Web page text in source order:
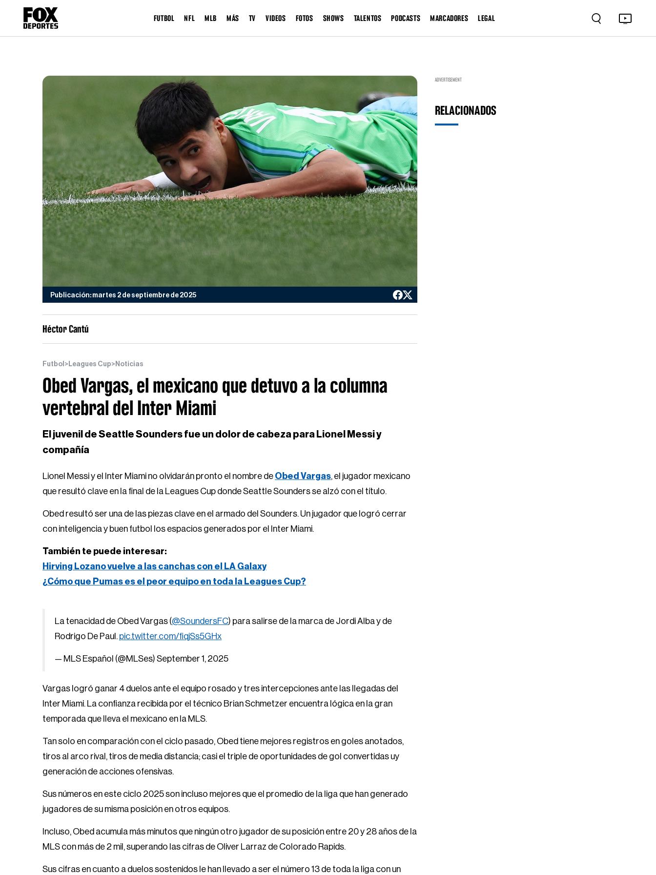
FUTBOL NFL MLB MÁS TV VIDEOS FOTOS SHOWS TALENTOS PODCASTS MARCADORES LEGAL
Publicación: martes 2 de septiembre de 2025
Héctor Cantú
Futbol > Leagues Cup> Noticias
Obed Vargas, el mexicano que detuvo a la columna
vertebral del Inter Miami
El juvenil de Seattle Sounders fue un dolor de cabeza para Lionel Messi y
compañía
Lionel Messi y el Inter Miami no olvidarán pronto el nombre de Obed Vargas, el jugador mexicano
que resultó clave en la final de la Leagues Cup donde Seattle Sounders se alzó con el título.
Obed resultó ser una de las piezas clave en el armado del Sounders. Un jugador que logró cerrar
con inteligencia y buen futbol los espacios generados por el Inter Miami.
También te puede interesar:
Hirving Lozano vuelve a las canchas con el LA Galaxy
¿Cómo que Pumas es el peor equipo en toda la Leagues Cup?
La tenacidad de Obed Vargas (@SoundersFC) para salirse de la marca de Jordi Alba y de
Rodrigo De Paul. pic.twitter.com/fiqjSs5GHx
— MLS Español (@MLSes) September 1, 2025
Vargas logró ganar 4 duelos ante el equipo rosado y tres intercepciones ante las llegadas del
Inter Miami. La confianza recibida por el técnico Brian Schmetzer encuentra lógica en la gran
temporada que lleva el mexicano en la MLS.
Tan solo en comparación con el ciclo pasado, Obed tiene mejores registros en goles anotados,
tiros al arco rival, tiros de media distancia; casi el triple de oportunidades de gol convertidas uy
generación de acciones ofensivas.
Sus números en este ciclo 2025 son incluso mejores que el promedio de la liga que han generado
jugadores de su misma posición en otros equipos.
Incluso, Obed acumula más minutos que ningún otro jugador de su posición entre 20 y 28 años de la
MLS con más de 2 mil, superando las cifras de Oliver Larraz de Colorado Rapids.
Sus cifras en cuanto a duelos sostenidos le han llevado a ser el número 13 de toda la liga con un
ADVERTISEMENT
RELACIONADOS